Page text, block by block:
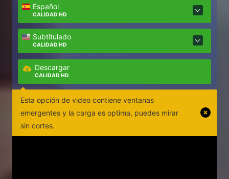
Español
CALIDAD HD
Subtitulado
CALIDAD HD
Descargar
CALIDAD HD
Esta opción de video contiene ventanas
emergentes y la carga es optima, puedes mirar
sin cortes.